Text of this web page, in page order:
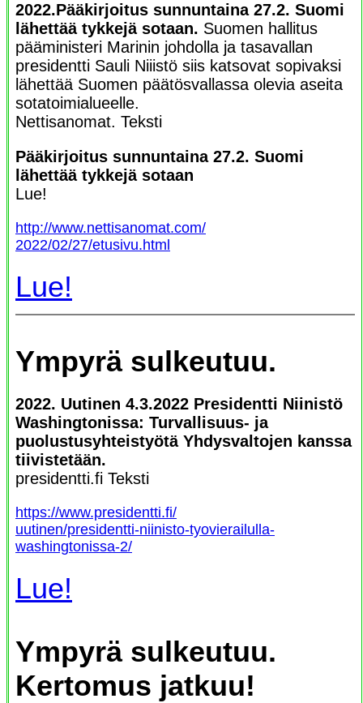
2022.Pääkirjoitus sunnuntaina 27.2. Suomi
lähettää tykkejä sotaan. Suomen hallitus
pääministeri Marinin johdolla ja tasavallan
presidentti Sauli Niiistö siis katsovat sopivaksi
lähettää Suomen päätösvallassa olevia aseita
sotatoimialueelle.
Nettisanomat. Teksti
Pääkirjoitus sunnuntaina 27.2. Suomi
lähettää tykkejä sotaan
Lue!
http://www.nettisanomat.com/
2022/02/27/etusivu.html
Lue!
Ympyrä sulkeutuu.
2022. Uutinen 4.3.2022 Presidentti Niinistö
Washingtonissa: Turvallisuus- ja
puolustusyhteistyötä Yhdysvaltojen kanssa
tiivistetään.
presidentti.fi Teksti
https://www.presidentti.fi/
uutinen/presidentti-niinisto-tyovierailulla-
washingtonissa-2/
Lue!
Ympyrä sulkeutuu.
Kertomus jatkuu!